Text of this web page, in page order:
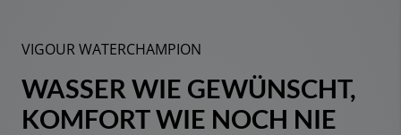
VIGOUR WATERCHAMPION
WASSER WIE GEWÜNSCHT,
KOMFORT WIE NOCH NIE